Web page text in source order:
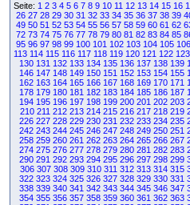
Seite: 1 2 3 4 5 6 7 8 9 10 11 12 13 14 15 16
26 27 28 29 30 31 32 33 34 35 36 37 38 39
49 50 51 52 53 54 55 56 57 58 59 60 61 62
72 73 74 75 76 77 78 79 80 81 82 83 84 85
95 96 97 98 99 100 101 102 103 104 105 106
113 114 115 116 117 118 119 120 121 122 123
130 131 132 133 134 135 136 137 138 139
146 147 148 149 150 151 152 153 154 155
162 163 164 165 166 167 168 169 170 171
178 179 180 181 182 183 184 185 186 187
194 195 196 197 198 199 200 201 202 203
210 211 212 213 214 215 216 217 218 219
226 227 228 229 230 231 232 233 234 235
242 243 244 245 246 247 248 249 250 251
258 259 260 261 262 263 264 265 266 267
274 275 276 277 278 279 280 281 282 283
290 291 292 293 294 295 296 297 298 299
306 307 308 309 310 311 312 313 314 315
322 323 324 325 326 327 328 329 330 331
338 339 340 341 342 343 344 345 346 347
354 355 356 357 358 359 360 361 362 363